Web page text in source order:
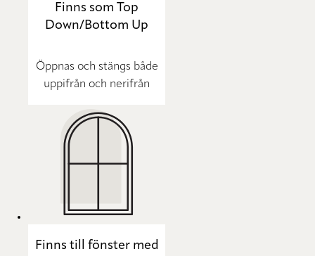
Finns som Top
Down/Bottom Up
Öppnas och stängs både
uppifrån och nerifrån
Finns till fönster med